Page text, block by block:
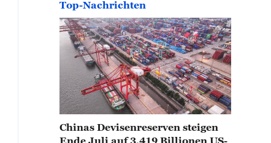
Top-Nachrichten
Chinas Devisenreserven steigen
Ende Juli auf 3,419 Billionen US-